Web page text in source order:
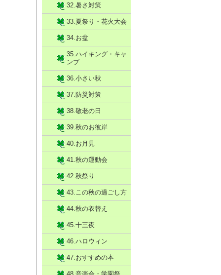
32.暑さ対策
33.夏祭り・花火大会
34.お盆
35.ハイキング・キャ
ンプ
36.小さい秋
37.防災対策
38.敬老の日
39.秋のお彼岸
40.お月見
41.秋の運動会
42.秋祭り
43.この秋の過ごし方
44.秋の衣替え
45.十三夜
46.ハロウィン
47.おすすめの本
48.音楽会・学園祭